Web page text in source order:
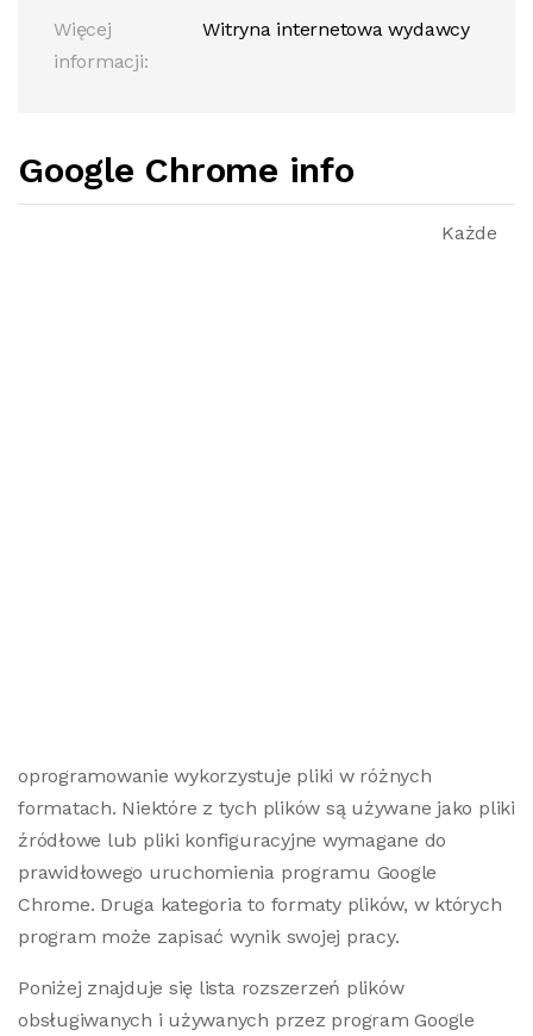
Więcej
informacji:
Witryna internetowa wydawcy
Google Chrome info
Każde
oprogramowanie wykorzystuje pliki w różnych
formatach. Niektóre z tych plików są używane jako pliki
źródłowe lub pliki konfiguracyjne wymagane do
prawidłowego uruchomienia programu Google
Chrome. Druga kategoria to formaty plików, w których
program może zapisać wynik swojej pracy.
Poniżej znajduje się lista rozszerzeń plików
obsługiwanych i używanych przez program Google